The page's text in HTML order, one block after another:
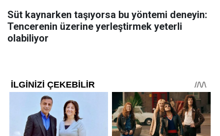
Süt kaynarken taşıyorsa bu yöntemi deneyin:
Tencerenin üzerine yerleştirmek yeterli
olabiliyor